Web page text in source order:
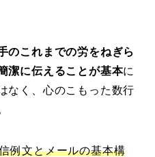
のこれまでの労をねぎら
潔に伝えることが基本に
なく、心のこもった数行
例文とメールの基本構